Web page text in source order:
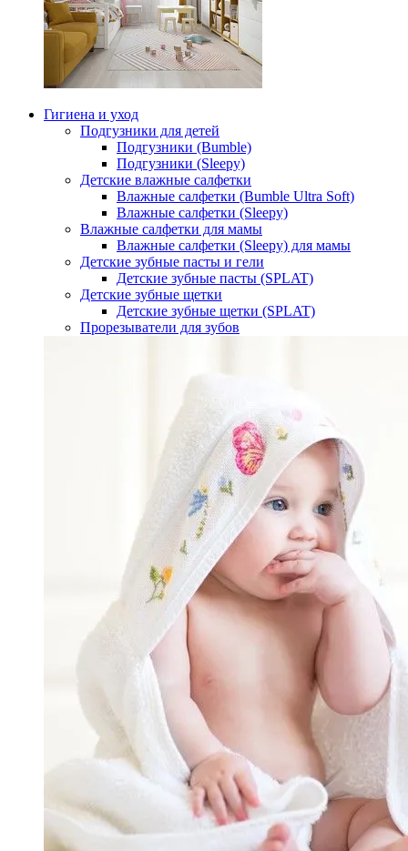
Гигиена и уход
Подгузники для детей
Подгузники (Bumble)
Подгузники (Sleepy)
Детские влажные салфетки
Влажные салфетки (Bumble Ultra Soft)
Влажные салфетки (Sleepy)
Влажные салфетки для мамы
Влажные салфетки (Sleepy) для мамы
Детские зубные пасты и гели
Детские зубные пасты (SPLAT)
Детские зубные щетки
Детские зубные щетки (SPLAT)
Прорезыватели для зубов